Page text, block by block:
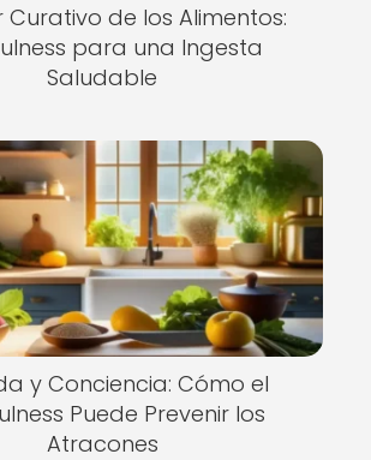
Curativo de los Alimentos:
para una Ingesta
Saludable
y Conciencia: Cómo el
Puede Prevenir los
Atracones